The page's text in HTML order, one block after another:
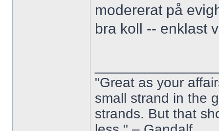
modererat på
bra koll -- enklast
"Great as your
small strand in the
strands. But that